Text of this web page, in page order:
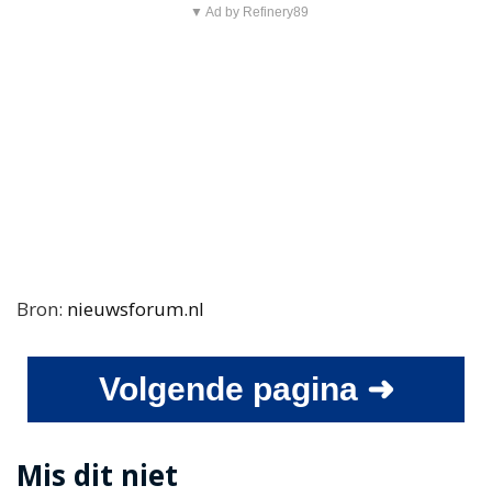
▼ Ad by Refinery89
Bron: nieuwsforum.nl
Volgende pagina ➜
Mis dit niet